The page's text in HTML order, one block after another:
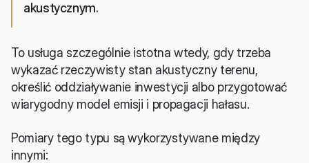
akustycznym.
To usługa szczególnie istotna wtedy, gdy trzeba
wykazać rzeczywisty stan akustyczny terenu,
określić oddziaływanie inwestycji albo przygotować
wiarygodny model emisji i propagacji hałasu.
Pomiary tego typu są wykorzystywane między
innymi: